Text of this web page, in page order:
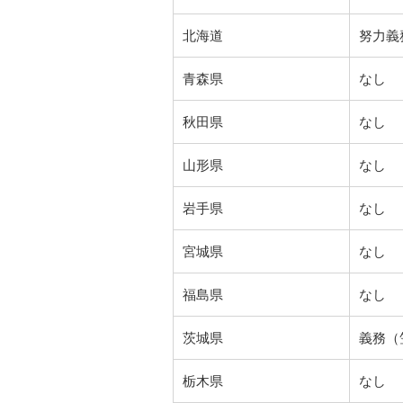
北海道 努力義
青森県 なし
秋田県 なし
山形県 なし
岩手県 なし
宮城県 なし
福島県 なし
茨城県 義務（
栃木県 なし